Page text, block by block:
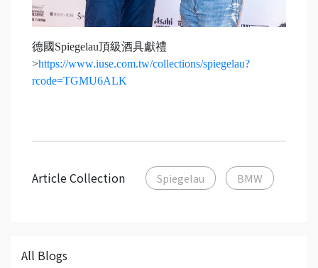
德國Spiegelau頂級酒具獻禮
>https://www.iuse.com.tw/collections/spiegelau?
rcode=TGMU6ALK
Article Collection Spiegelau BMW
All Blogs